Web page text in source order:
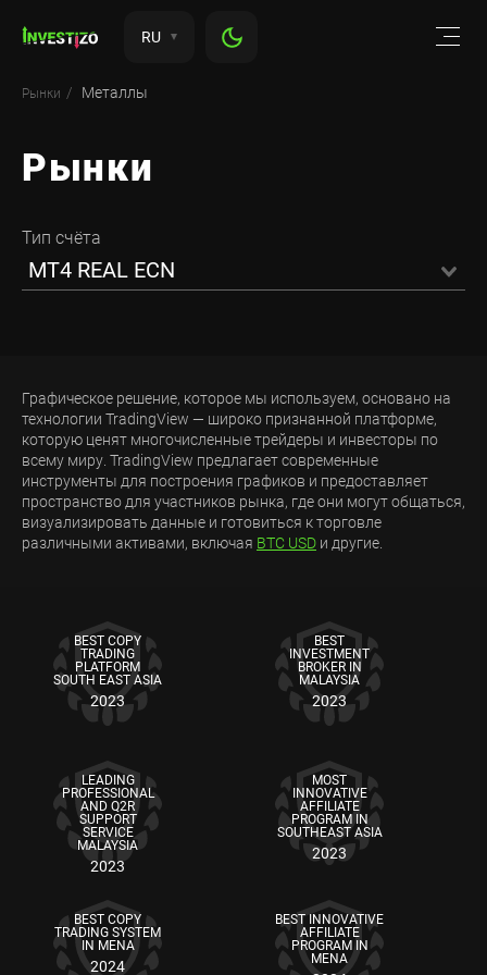
RU
Рынки Металлы
Рынки
Тип счёта
MT4 REAL ECN
Графическое решение, которое мы используем, основано на
технологии TradingView — широко признанной платформе,
которую ценят многочисленные трейдеры и инвесторы по
всему миру. TradingView предлагает современные
инструменты для построения графиков и предоставляет
пространство для участников рынка, где они могут общаться,
визуализировать данные и готовиться к торговле
различными активами, включая BTC USD и другие.
BEST COPY
TRADING
PLATFORM
SOUTH EAST ASIA
2023
BEST
INVESTMENT
BROKER IN
MALAYSIA
2023
LEADING
PROFESSIONAL
AND Q2R
SUPPORT
SERVICE
MALAYSIA
2023
MOST
INNOVATIVE
AFFILIATE
PROGRAM IN
SOUTHEAST ASIA
2023
BEST COPY
TRADING SYSTEM
IN MENA
2024
BEST INNOVATIVE
AFFILIATE
PROGRAM IN
MENA